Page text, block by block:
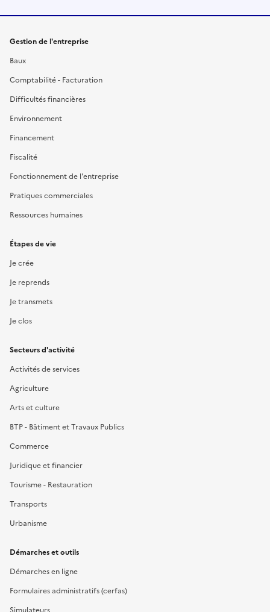
Gestion de l'entreprise
Baux
Comptabilité - Facturation
Difficultés financières
Environnement
Financement
Fiscalité
Fonctionnement de l'entreprise
Pratiques commerciales
Ressources humaines
Étapes de vie
Je crée
Je reprends
Je transmets
Je clos
Secteurs d'activité
Activités de services
Agriculture
Arts et culture
BTP - Bâtiment et Travaux Publics
Commerce
Juridique et financier
Tourisme - Restauration
Transports
Urbanisme
Démarches et outils
Démarches en ligne
Formulaires administratifs (cerfas)